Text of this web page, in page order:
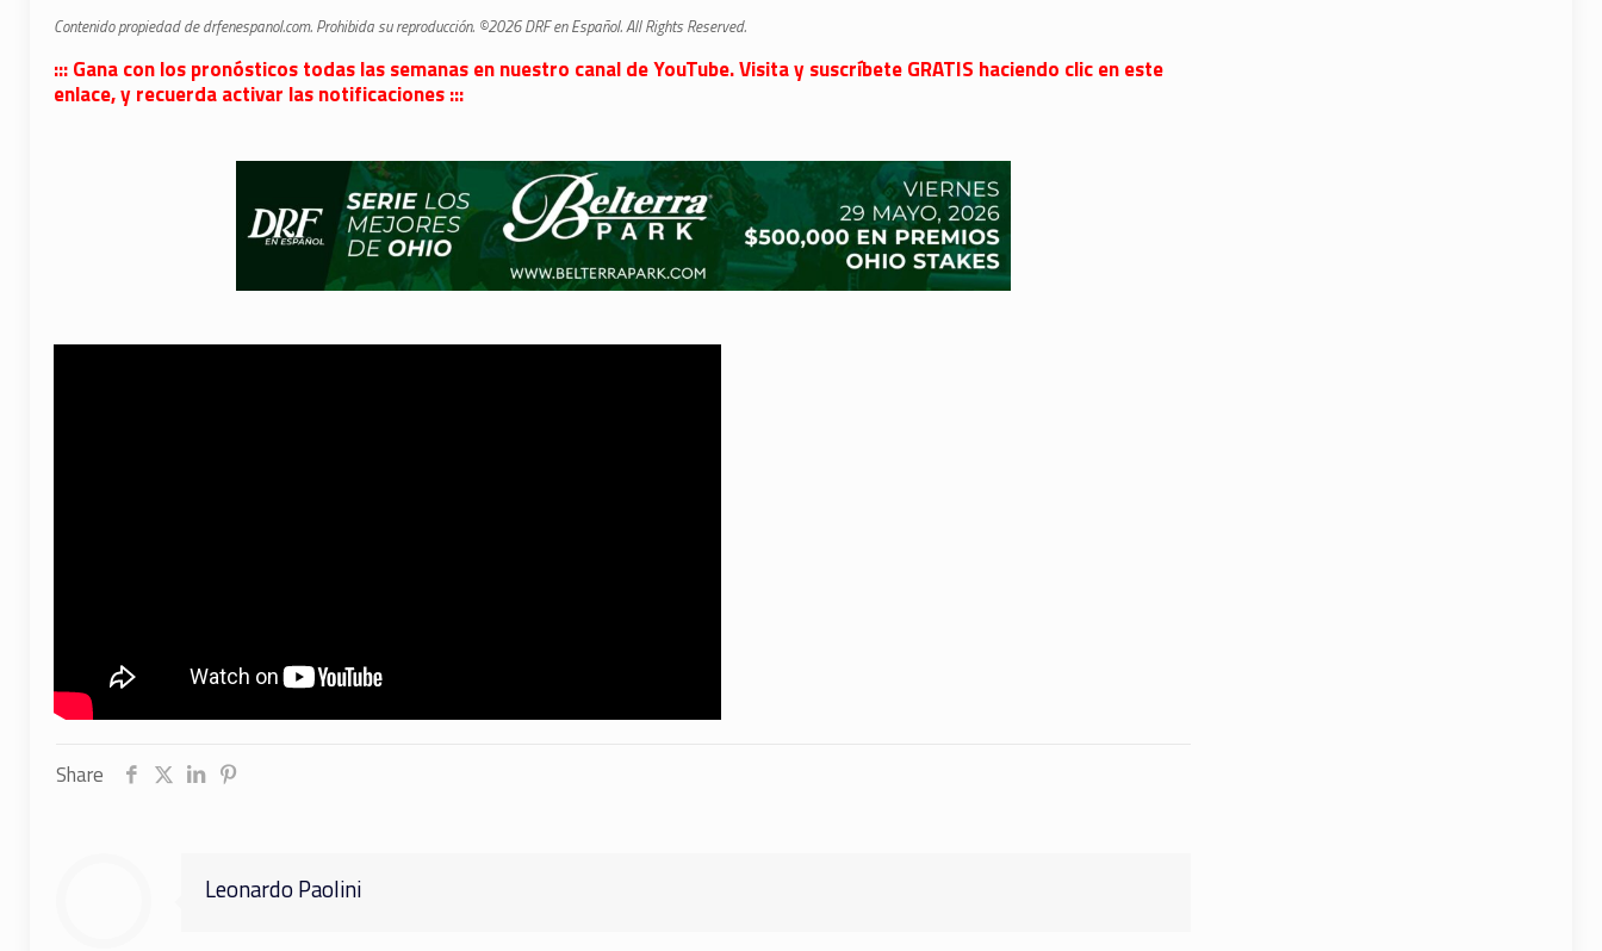
Contenido propiedad de drfenespanol.com. Prohibida su reproducción. ©2026 DRF en Español. All Rights Reserved.
::: Gana con los pronósticos todas las semanas en nuestro canal de YouTube. Visita y suscríbete GRATIS haciendo clic en este
enlace, y recuerda activar las notificaciones :::
Share
Leonardo Paolini